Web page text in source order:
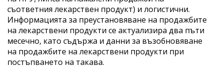
съответния лекарствен продукт) и логистични.
Информацията за преустановяване на продажбите
на лекарствени продукти се актуализира два пъти
месечно, като съдържа и данни за възобновяване
на продажбите на лекарствени продукти при
постъпването на такава.